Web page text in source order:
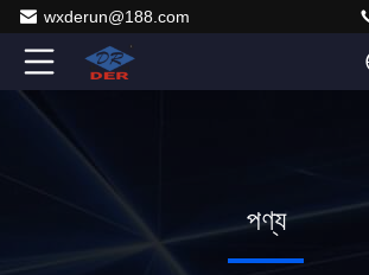
wxderun@188.com
পণ্য